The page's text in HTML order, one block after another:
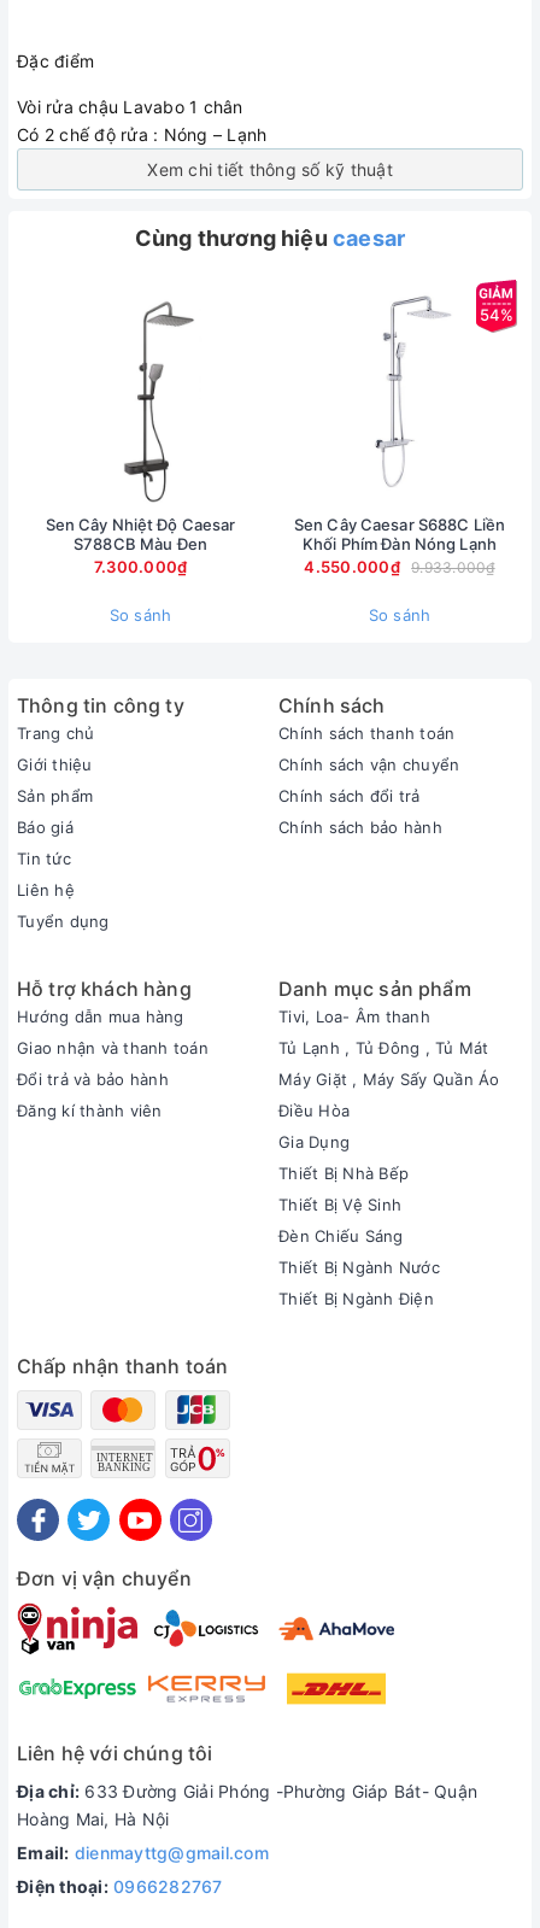
Đặc điểm
Vòi rửa chậu Lavabo 1 chân
Có 2 chế độ rửa : Nóng – Lạnh
Xem chi tiết thông số kỹ thuật
Cùng thương hiệu caesar
Sen Cây Nhiệt Độ Caesar
S788CB Màu Đen
7.300.000₫
So sánh
54%
Sen Cây Caesar S688C Liền
Khối Phím Đàn Nóng Lạnh
4.550.000₫
9.933.000₫
So sánh
Thông tin công ty
Trang chủ
Giới thiệu
Sản phẩm
Báo giá
Tin tức
Liên hệ
Tuyển dụng
Chính sách
Chính sách thanh toán
Chính sách vận chuyển
Chính sách đổi trả
Chính sách bảo hành
Hỗ trợ khách hàng
Hướng dẫn mua hàng
Giao nhận và thanh toán
Đổi trả và bảo hành
Đăng kí thành viên
Danh mục sản phẩm
Tivi, Loa- Âm thanh
Tủ Lạnh , Tủ Đông , Tủ Mát
Máy Giặt , Máy Sấy Quần Áo
Điều Hòa
Gia Dụng
Thiết Bị Nhà Bếp
Thiết Bị Vệ Sinh
Đèn Chiếu Sáng
Thiết Bị Ngành Nước
Thiết Bị Ngành Điện
Chấp nhận thanh toán
Đơn vị vận chuyển
Liên hệ với chúng tôi
Địa chỉ: 633 Đường Giải Phóng -Phường Giáp Bát- Quận
Hoàng Mai, Hà Nội
Email: dienmayttg@gmail.com
Điện thoại: 0966282767